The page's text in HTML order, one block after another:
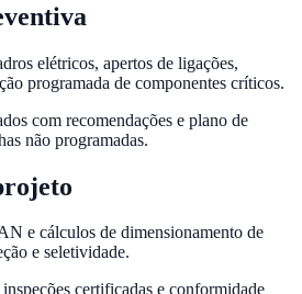
elétricos, apertos de ligações,
programada de componentes críticos.
com recomendações e plano de
não programadas.
e cálculos de dimensionamento de
e seletividade.
certificadas e conformidade